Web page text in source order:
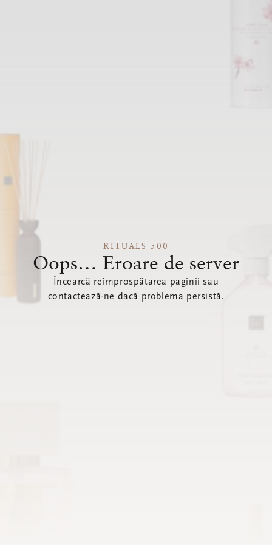
RITUALS 500
Oops… Eroare de server
Încearcă reîmprospătarea paginii sau
contactează-ne dacă problema persistă.